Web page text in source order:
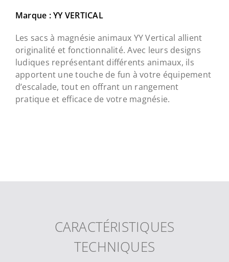
Marque : YY VERTICAL
Les sacs à magnésie animaux YY Vertical allient
originalité et fonctionnalité. Avec leurs designs
ludiques représentant différents animaux, ils
apportent une touche de fun à votre équipement
d’escalade, tout en offrant un rangement
pratique et efficace de votre magnésie.
CARACTÉRISTIQUES
TECHNIQUES